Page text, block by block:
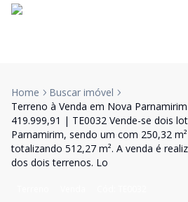
Home
Buscar imóvel
Terreno à Venda em Nova
419.999,91 | TE0032 Vende-se dois
Parnamirim, sendo um com 250,32
totalizando 512,27 m². A venda é
dos dois terrenos. Lo